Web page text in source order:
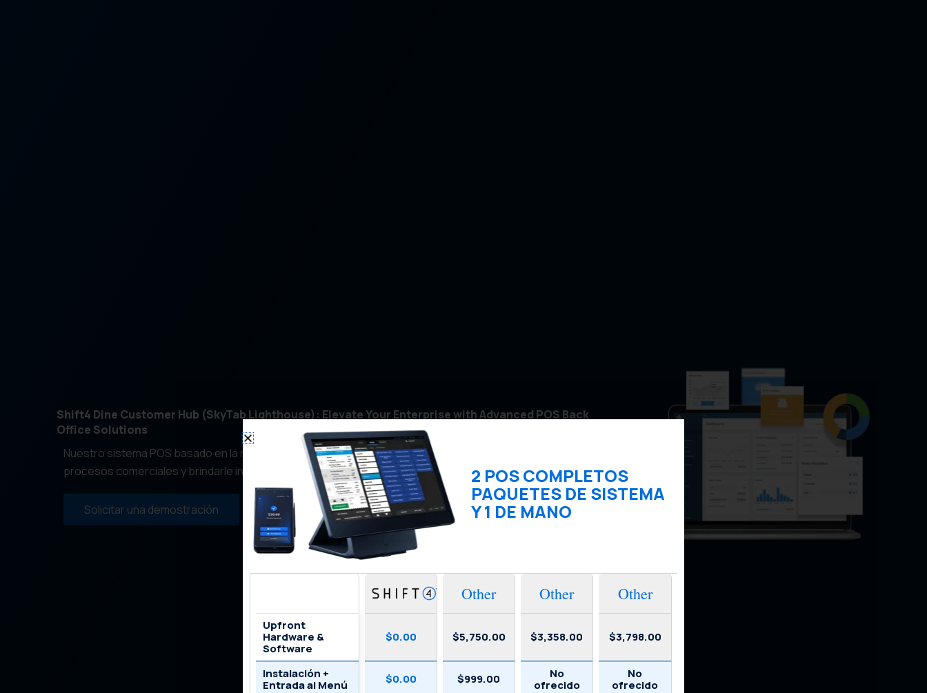
Shift4 Dine Customer Hub (SkyTab Lighthouse): Elevate Your Enterprise with Advanced POS Back
Office Solutions
Nuestro sistema POS basado en la nube ofrece un conjunto completo de funciones para automatizar sus
procesos comerciales y brindarle información en tiempo real sobre el desempeño de su negocio.
Solicitar una demostración
2 POS COMPLETOS
PAQUETES DE SISTEMA
Y 1 DE MANO
Other Other Other
Upfront
Hardware &
Software
$0.00 $5,750.00 $3,358.00 $3,798.00
Instalación +
Entrada al Menú
$0.00 $999.00
No
ofrecido
No
ofrecido